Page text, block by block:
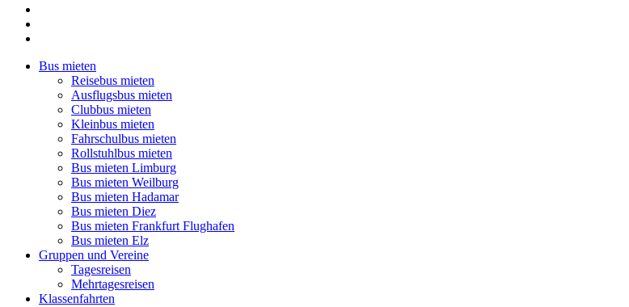
Bus mieten
Reisebus mieten
Ausflugsbus mieten
Clubbus mieten
Kleinbus mieten
Fahrschulbus mieten
Rollstuhlbus mieten
Bus mieten Limburg
Bus mieten Weilburg
Bus mieten Hadamar
Bus mieten Diez
Bus mieten Frankfurt Flughafen
Bus mieten Elz
Gruppen und Vereine
Tagesreisen
Mehrtagesreisen
Klassenfahrten